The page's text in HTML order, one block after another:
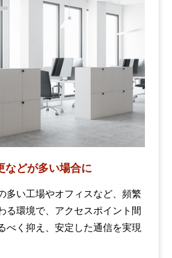
などが多い場合に
多い工場やオフィスなど、頻繁
る環境で、アクセスポイント間
べく抑え、安定した通信を実現